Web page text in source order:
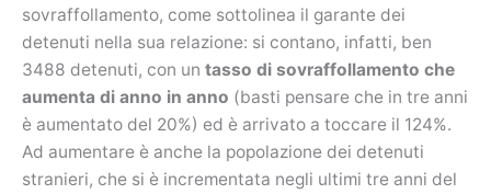
sovraffollamento, come sottolinea il garante dei
detenuti nella sua relazione: si contano, infatti, ben
3488 detenuti, con un tasso di sovraffollamento che
aumenta di anno in anno (basti pensare che in tre anni
è aumentato del 20%) ed è arrivato a toccare il 124%.
Ad aumentare è anche la popolazione dei detenuti
stranieri, che si è incrementata negli ultimi tre anni del